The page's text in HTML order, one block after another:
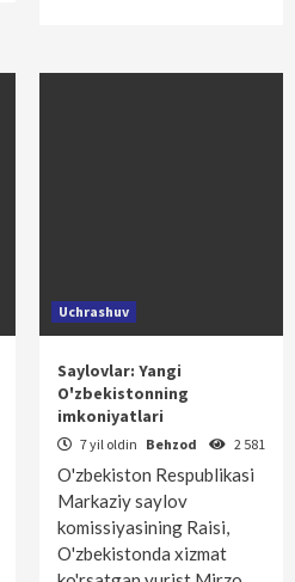
Uchrashuv
Saylovlar: Yangi
O'zbekistonning
imkoniyatlari
7 yil oldin Behzod 2 581
O'zbekiston Respublikasi
Markaziy saylov
komissiyasining Raisi,
O'zbekistonda xizmat